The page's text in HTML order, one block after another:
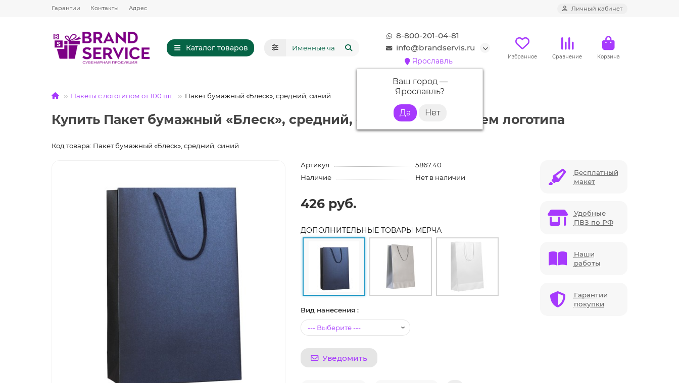
Гарантии Контакты Адрес Личный кабинет
Каталог товаров
8-800-201-04-81
info@brandservis.ru
Ярославль
Ваш город —
Ярославль?
Избранное Сравнение Корзина
Пакеты с логотипом от 100 шт. Пакет бумажный «Блеск», средний, синий
Купить Пакет бумажный «Блеск», средний, синий с нанесением логотипа
Код товара: Пакет бумажный «Блеск», средний, синий
Артикул
5867.40
Наличие
Нет в наличии
426 руб.
ДОПОЛНИТЕЛЬНЫЕ ТОВАРЫ МЕРЧА
Вид нанесения :
Уведомить
Бесплатный
макет
Удобные
ПВЗ по РФ
Наши
работы
Гарантии
покупки